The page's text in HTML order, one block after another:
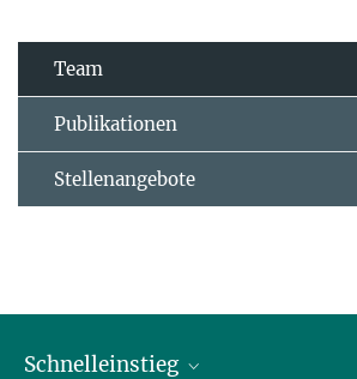
Team
Publikationen
Stellenangebote
Schnelleinstieg